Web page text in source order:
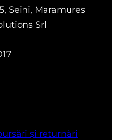
Seini, Maramures
Srl
și returnări